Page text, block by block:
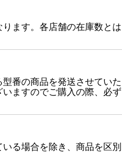
ます。各店舗の在庫数とは
番の商品を発送させていた
ますのでご購入の際、必ず
る場合を除き、商品を区別